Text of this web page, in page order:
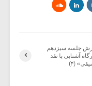
جلسه سیزدهم
آشنایی با نقد
(۴)